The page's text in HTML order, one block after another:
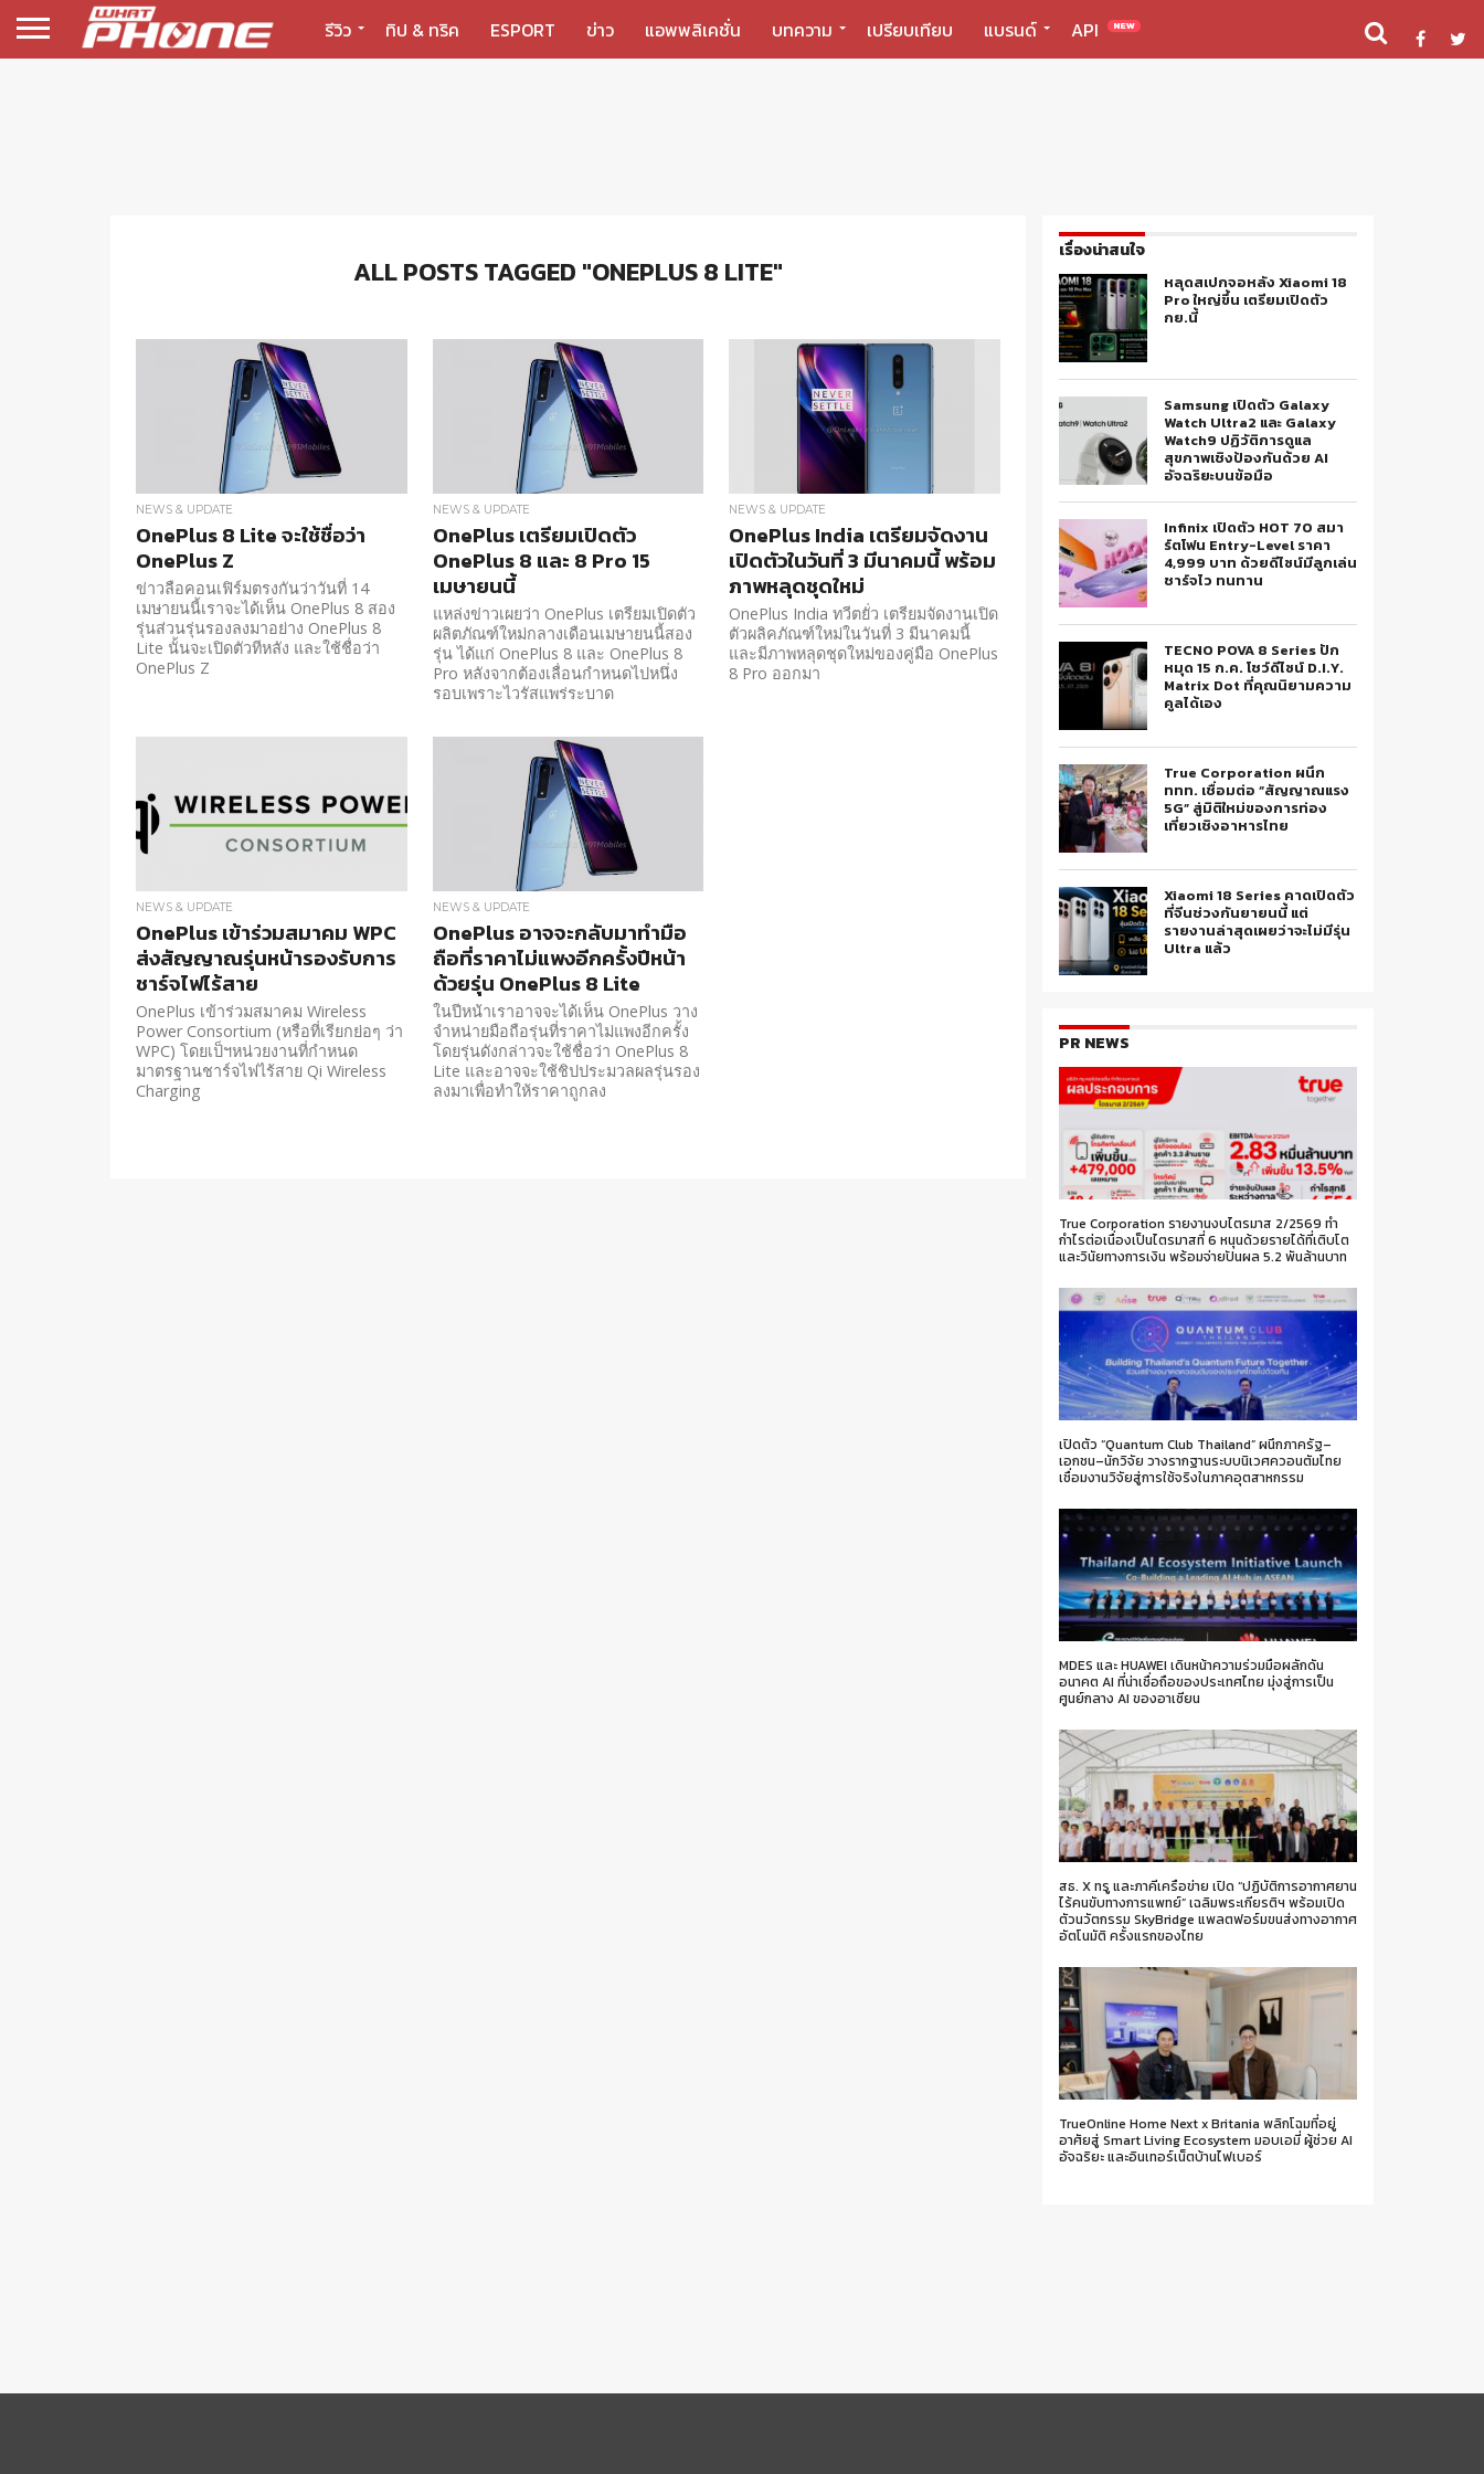
รีวิว ทิป & ทริค ESPORT ข่าว แอพพลิเคชั่น บทความ เปรียบเทียบ แบรนด์ API NEW
ALL POSTS TAGGED "ONEPLUS 8 LITE"
NEWS & UPDATE
OnePlus 8 Lite จะใช้ชื่อว่า
OnePlus Z
ข่าวลือคอนเฟิร์มตรงกันว่าวันที่ 14
เมษายนนี้เราจะได้เห็น OnePlus 8 สอง
รุ่นส่วนรุ่นรองลงมาอย่าง OnePlus 8
Lite นั้นจะเปิดตัวทีหลัง และใช้ชื่อว่า
OnePlus Z
NEWS & UPDATE
OnePlus เตรียมเปิดตัว
OnePlus 8 และ 8 Pro 15
เมษายนนี้
แหล่งข่าวเผยว่า OnePlus เตรียมเปิดตัว
ผลิตภัณฑ์ใหม่กลางเดือนเมษายนนี้สอง
รุ่น ได้แก่ OnePlus 8 และ OnePlus 8
Pro หลังจากต้องเลื่อนกำหนดไปหนึ่ง
รอบเพราะไวรัสแพร่ระบาด
NEWS & UPDATE
OnePlus India เตรียมจัดงาน
เปิดตัวในวันที่ 3 มีนาคมนี้ พร้อม
ภาพหลุดชุดใหม่
OnePlus India ทวีตยั่ว เตรียมจัดงานเปิด
ตัวผลิคภัณฑ์ใหม่ในวันที่ 3 มีนาคมนี้
และมีภาพหลุดชุดใหม่ของคู่มือ OnePlus
8 Pro ออกมา
NEWS & UPDATE
OnePlus เข้าร่วมสมาคม WPC
ส่งสัญญาณรุ่นหน้ารองรับการ
ชาร์จไฟไร้สาย
OnePlus เข้าร่วมสมาคม Wireless
Power Consortium (หรือที่เรียกย่อๆ ว่า
WPC) โดยเป็ฯหน่วยงานที่กำหนด
มาตรฐานชาร์จไฟไร้สาย Qi Wireless
Charging
NEWS & UPDATE
OnePlus อาจจะกลับมาทำมือ
ถือที่ราคาไม่แพงอีกครั้งปีหน้า
ด้วยรุ่น OnePlus 8 Lite
ในปีหน้าเราอาจจะได้เห็น OnePlus วาง
จำหน่ายมือถือรุ่นที่ราคาไม่แพงอีกครั้ง
โดยรุ่นดังกล่าวจะใช้ชื่อว่า OnePlus 8
Lite และอาจจะใช้ชิปประมวลผลรุ่นรอง
ลงมาเพื่อทำให้ราคาถูกลง
เรื่องน่าสนใจ
หลุดสเปกจอหลัง Xiaomi 18
Pro ใหญ่ขึ้น เตรียมเปิดตัว
กย.นี้
Samsung เปิดตัว Galaxy
Watch Ultra2 และ Galaxy
Watch9 ปฏิวัติการดูแล
สุขภาพเชิงป้องกันด้วย AI
อัจฉริยะบนข้อมือ
Infinix เปิดตัว HOT 70 สมา
ร์ตโฟน Entry-Level ราคา
4,999 บาท ด้วยดีไซน์มีลูกเล่น
ชาร์จไว ทนทาน
TECNO POVA 8 Series ปัก
หมุด 15 ก.ค. โชว์ดีไซน์ D.I.Y.
Matrix Dot ที่คุณนิยามความ
คูลได้เอง
True Corporation ผนึก
ททท. เชื่อมต่อ “สัญญาณแรง
5G” สู่มิติใหม่ของการท่อง
เที่ยวเชิงอาหารไทย
Xiaomi 18 Series คาดเปิดตัว
ที่จีนช่วงกันยายนนี้ แต่
รายงานล่าสุดเผยว่าจะไม่มีรุ่น
Ultra แล้ว
PR NEWS
True Corporation รายงานงบไตรมาส 2/2569 ทำ
กำไรต่อเนื่องเป็นไตรมาสที่ 6 หนุนด้วยรายได้ที่เติบโต
และวินัยทางการเงิน พร้อมจ่ายปันผล 5.2 พันล้านบาท
เปิดตัว “Quantum Club Thailand” ผนึกภาครัฐ–
เอกชน–นักวิจัย วางรากฐานระบบนิเวศควอนตัมไทย
เชื่อมงานวิจัยสู่การใช้จริงในภาคอุตสาหกรรม
MDES และ HUAWEI เดินหน้าความร่วมมือผลักดัน
อนาคต AI ที่น่าเชื่อถือของประเทศไทย มุ่งสู่การเป็น
ศูนย์กลาง AI ของอาเซียน
สธ. X ทรู และภาคีเครือข่าย เปิด “ปฏิบัติการอากาศยาน
ไร้คนขับทางการแพทย์” เฉลิมพระเกียรติฯ พร้อมเปิด
ตัวนวัตกรรม SkyBridge แพลตฟอร์มขนส่งทางอากาศ
อัตโนมัติ ครั้งแรกของไทย
TrueOnline Home Next x Britania พลิกโฉมที่อยู่
อาศัยสู่ Smart Living Ecosystem มอบเอมี่ ผู้ช่วย AI
อัจฉริยะ และอินเทอร์เน็ตบ้านไฟเบอร์